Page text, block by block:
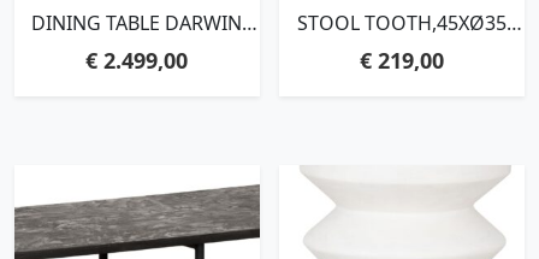
DINING TABLE DARWIN
RECYCLED TEAKWOOD
€ 2.499,00
STOOL TOOTH,45XØ35
WITH NATURAL CRACKS
€ 219,00